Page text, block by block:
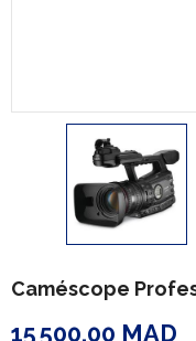
Caméscope
15 500,00 MAD